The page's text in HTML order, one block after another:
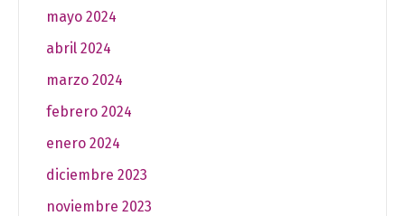
mayo 2024
abril 2024
marzo 2024
febrero 2024
enero 2024
diciembre 2023
noviembre 2023